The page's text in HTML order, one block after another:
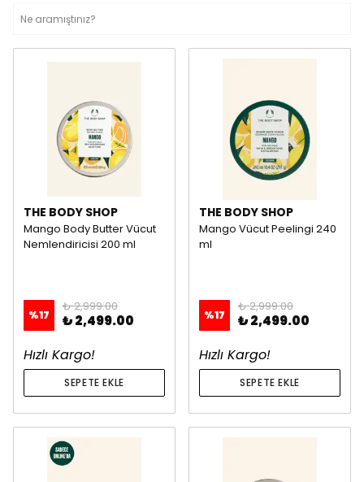
THE BODY SHOP
Mango Body Butter Vücut
Nemlendiricisi 200 ml
%17
₺ 2,999.00
₺ 2,499.00
Hızlı Kargo!
SEPETE EKLE
THE BODY SHOP
Mango Vücut Peelingi 240
ml
%17
₺ 2,999.00
₺ 2,499.00
Hızlı Kargo!
SEPETE EKLE